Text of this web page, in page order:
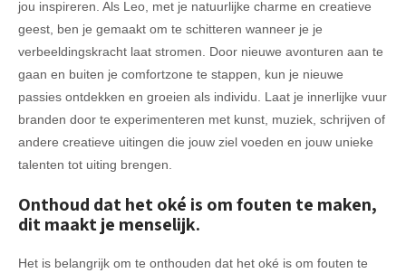
jou inspireren. Als Leo, met je natuurlijke charme en creatieve
geest, ben je gemaakt om te schitteren wanneer je je
verbeeldingskracht laat stromen. Door nieuwe avonturen aan te
gaan en buiten je comfortzone te stappen, kun je nieuwe
passies ontdekken en groeien als individu. Laat je innerlijke vuur
branden door te experimenteren met kunst, muziek, schrijven of
andere creatieve uitingen die jouw ziel voeden en jouw unieke
talenten tot uiting brengen.
Onthoud dat het oké is om fouten te maken,
dit maakt je menselijk.
Het is belangrijk om te onthouden dat het oké is om fouten te